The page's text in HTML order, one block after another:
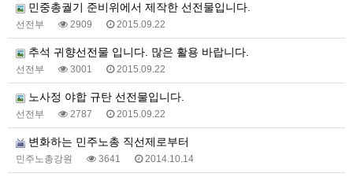
민중총궐기 준비위에서 제작한 선전물입니다.
선전부 2909 2015.09.22
추석 귀향선전물 입니다. 많은 활용 바랍니다.
선전부 3001 2015.09.22
노사정 야합 규탄 선전물입니다.
선전부 2787 2015.09.22
변화하는 민주노총 직선제로부터
민주노총강원 3641 2014.10.14